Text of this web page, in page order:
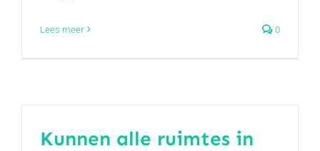
Lees meer 0
Kunnen alle ruimtes in